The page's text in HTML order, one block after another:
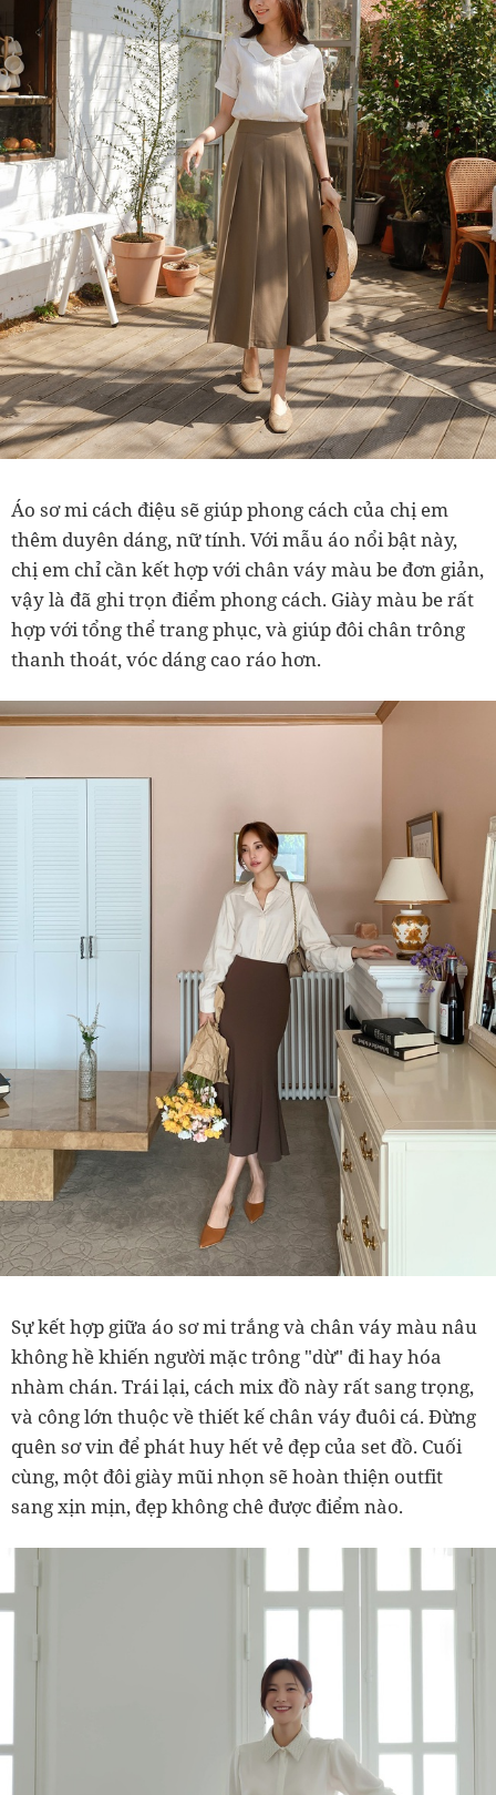
Áo sơ mi cách điệu sẽ giúp phong cách của chị em
thêm duyên dáng, nữ tính. Với mẫu áo nổi bật này,
chị em chỉ cần kết hợp với chân váy màu be đơn giản,
vậy là đã ghi trọn điểm phong cách. Giày màu be rất
hợp với tổng thể trang phục, và giúp đôi chân trông
thanh thoát, vóc dáng cao ráo hơn.
Sự kết hợp giữa áo sơ mi trắng và chân váy màu nâu
không hề khiến người mặc trông "dừ" đi hay hóa
nhàm chán. Trái lại, cách mix đồ này rất sang trọng,
và công lớn thuộc về thiết kế chân váy đuôi cá. Đừng
quên sơ vin để phát huy hết vẻ đẹp của set đồ. Cuối
cùng, một đôi giày mũi nhọn sẽ hoàn thiện outfit
sang xịn mịn, đẹp không chê được điểm nào.